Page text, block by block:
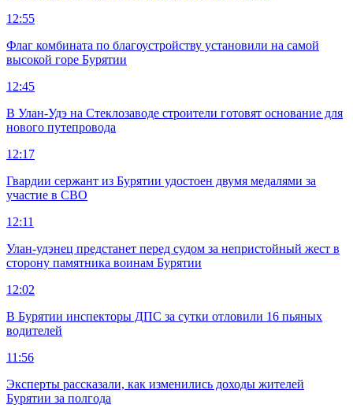
12:55
Флаг комбината по благоустройству установили на самой
высокой горе Бурятии
12:45
В Улан-Удэ на Стеклозаводе строители готовят основание для
нового путепровода
12:17
Гвардии сержант из Бурятии удостоен двумя медалями за
участие в СВО
12:11
Улан-удэнец предстанет перед судом за непристойный жест в
сторону памятника воинам Бурятии
12:02
В Бурятии инспекторы ДПС за сутки отловили 16 пьяных
водителей
11:56
Эксперты рассказали, как изменились доходы жителей
Бурятии за полгода